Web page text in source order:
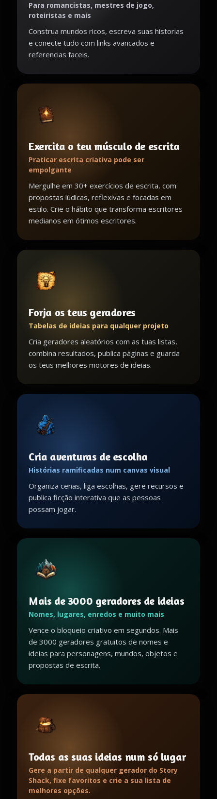
Para romancistas, mestres de jogo,
roteiristas e mais
Construa mundos ricos, escreva suas historias
e conecte tudo com links avancados e
referencias faceis.
Exercita o teu músculo de escrita
Praticar escrita criativa pode ser
empolgante
Mergulhe em 30+ exercícios de escrita, com
propostas lúdicas, reflexivas e focadas em
estilo. Crie o hábito que transforma escritores
medianos em ótimos escritores.
Forja os teus geradores
Tabelas de ideias para qualquer projeto
Cria geradores aleatórios com as tuas listas,
combina resultados, publica páginas e guarda
os teus melhores motores de ideias.
Cria aventuras de escolha
Histórias ramificadas num canvas visual
Organiza cenas, liga escolhas, gere recursos e
publica ficção interativa que as pessoas
possam jogar.
Mais de 3000 geradores de ideias
Nomes, lugares, enredos e muito mais
Vence o bloqueio criativo em segundos. Mais
de 3000 geradores gratuitos de nomes e
ideias para personagens, mundos, objetos e
propostas de escrita.
Todas as suas ideias num só lugar
Gere a partir de qualquer gerador do Story
Shack, fixe favoritos e crie a sua lista de
melhores opções.